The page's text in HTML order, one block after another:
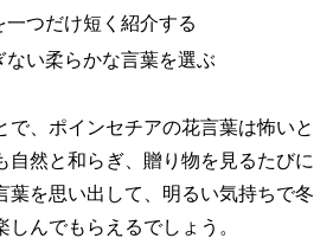
つだけ短く紹介する
ない柔らかな言葉を選ぶ
で、ポインセチアの花言葉は怖いと
自然と和らぎ、贈り物を見るたびに
葉を思い出して、明るい気持ちで冬
んでもらえるでしょう。